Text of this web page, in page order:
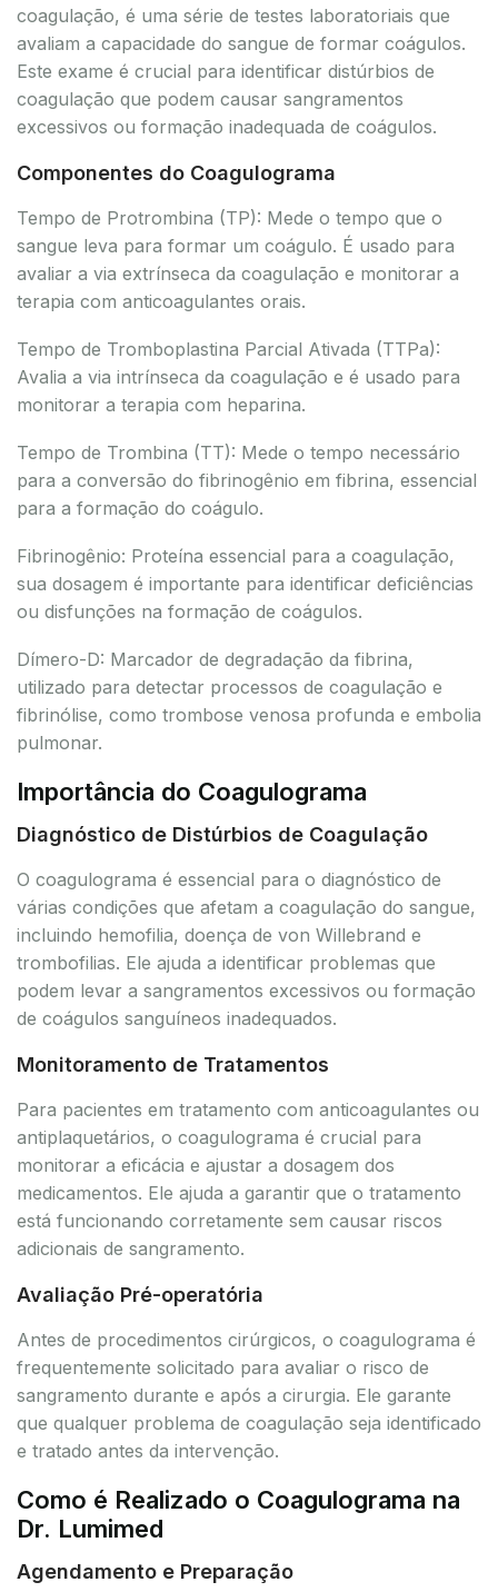
coagulação, é uma série de testes laboratoriais que
avaliam a capacidade do sangue de formar coágulos.
Este exame é crucial para identificar distúrbios de
coagulação que podem causar sangramentos
excessivos ou formação inadequada de coágulos.
Componentes do Coagulograma
Tempo de Protrombina (TP): Mede o tempo que o
sangue leva para formar um coágulo. É usado para
avaliar a via extrínseca da coagulação e monitorar a
terapia com anticoagulantes orais.
Tempo de Tromboplastina Parcial Ativada (TTPa):
Avalia a via intrínseca da coagulação e é usado para
monitorar a terapia com heparina.
Tempo de Trombina (TT): Mede o tempo necessário
para a conversão do fibrinogênio em fibrina, essencial
para a formação do coágulo.
Fibrinogênio: Proteína essencial para a coagulação,
sua dosagem é importante para identificar deficiências
ou disfunções na formação de coágulos.
Dímero-D: Marcador de degradação da fibrina,
utilizado para detectar processos de coagulação e
fibrinólise, como trombose venosa profunda e embolia
pulmonar.
Importância do Coagulograma
Diagnóstico de Distúrbios de Coagulação
O coagulograma é essencial para o diagnóstico de
várias condições que afetam a coagulação do sangue,
incluindo hemofilia, doença de von Willebrand e
trombofilias. Ele ajuda a identificar problemas que
podem levar a sangramentos excessivos ou formação
de coágulos sanguíneos inadequados.
Monitoramento de Tratamentos
Para pacientes em tratamento com anticoagulantes ou
antiplaquetários, o coagulograma é crucial para
monitorar a eficácia e ajustar a dosagem dos
medicamentos. Ele ajuda a garantir que o tratamento
está funcionando corretamente sem causar riscos
adicionais de sangramento.
Avaliação Pré-operatória
Antes de procedimentos cirúrgicos, o coagulograma é
frequentemente solicitado para avaliar o risco de
sangramento durante e após a cirurgia. Ele garante
que qualquer problema de coagulação seja identificado
e tratado antes da intervenção.
Como é Realizado o Coagulograma na
Dr. Lumimed
Agendamento e Preparação